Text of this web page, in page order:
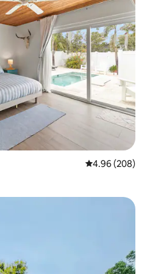
5 ರಲ್ಲಿ 4.96
4.96 (208)